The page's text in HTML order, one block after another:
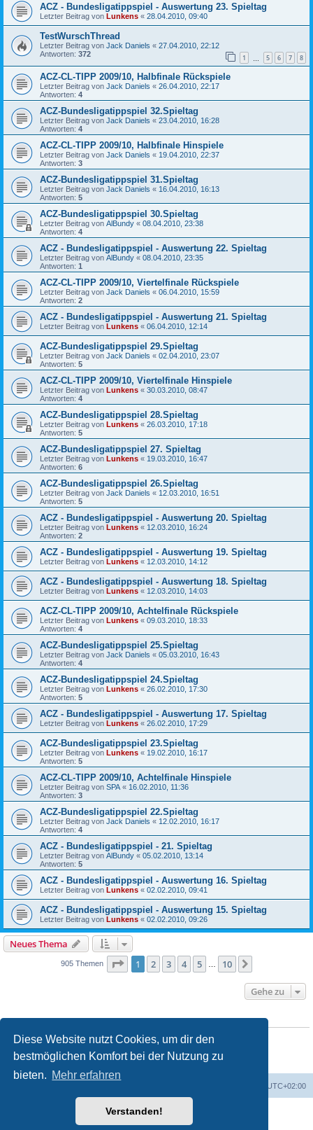
Diese Website nutzt Cookies, um dir den
bestmöglichen Komfort bei der Nutzung zu
bieten. Mehr erfahren
Verstanden!
ACZ - Bundesligatippspiel - Auswertung 23. Spieltag
Letzter Beitrag von Lunkens « 28.04.2010, 09:40
TestWurschThread
Letzter Beitrag von Jack Daniels « 27.04.2010, 22:12
Antworten: 372 1 5 6 7 8
ACZ-CL-TIPP 2009/10, Halbfinale Rückspiele
Letzter Beitrag von Jack Daniels « 26.04.2010, 22:17
Antworten: 4
ACZ-Bundesligatippspiel 32.Spieltag
Letzter Beitrag von Jack Daniels « 23.04.2010, 16:28
Antworten: 4
ACZ-CL-TIPP 2009/10, Halbfinale Hinspiele
Letzter Beitrag von Jack Daniels « 19.04.2010, 22:37
Antworten: 3
ACZ-Bundesligatippspiel 31.Spieltag
Letzter Beitrag von Jack Daniels « 16.04.2010, 16:13
Antworten: 5
ACZ-Bundesligatippspiel 30.Spieltag
Letzter Beitrag von AlBundy « 08.04.2010, 23:38
Antworten: 4
ACZ - Bundesligatippspiel - Auswertung 22. Spieltag
Letzter Beitrag von AlBundy « 08.04.2010, 23:35
Antworten: 1
ACZ-CL-TIPP 2009/10, Viertelfinale Rückspiele
Letzter Beitrag von Jack Daniels « 06.04.2010, 15:59
Antworten: 2
ACZ - Bundesligatippspiel - Auswertung 21. Spieltag
Letzter Beitrag von Lunkens « 06.04.2010, 12:14
ACZ-Bundesligatippspiel 29.Spieltag
Letzter Beitrag von Jack Daniels « 02.04.2010, 23:07
Antworten: 5
ACZ-CL-TIPP 2009/10, Viertelfinale Hinspiele
Letzter Beitrag von Lunkens « 30.03.2010, 08:47
Antworten: 4
ACZ-Bundesligatippspiel 28.Spieltag
Letzter Beitrag von Lunkens « 26.03.2010, 17:18
Antworten: 5
ACZ-Bundesligatippspiel 27. Spieltag
Letzter Beitrag von Lunkens « 19.03.2010, 16:47
Antworten: 6
ACZ-Bundesligatippspiel 26.Spieltag
Letzter Beitrag von Jack Daniels « 12.03.2010, 16:51
Antworten: 5
ACZ - Bundesligatippspiel - Auswertung 20. Spieltag
Letzter Beitrag von Lunkens « 12.03.2010, 16:24
Antworten: 2
ACZ - Bundesligatippspiel - Auswertung 19. Spieltag
Letzter Beitrag von Lunkens « 12.03.2010, 14:12
ACZ - Bundesligatippspiel - Auswertung 18. Spieltag
Letzter Beitrag von Lunkens « 12.03.2010, 14:03
ACZ-CL-TIPP 2009/10, Achtelfinale Rückspiele
Letzter Beitrag von Lunkens « 09.03.2010, 18:33
Antworten: 4
ACZ-Bundesligatippspiel 25.Spieltag
Letzter Beitrag von Jack Daniels « 05.03.2010, 16:43
Antworten: 4
ACZ-Bundesligatippspiel 24.Spieltag
Letzter Beitrag von Lunkens « 26.02.2010, 17:30
Antworten: 5
ACZ - Bundesligatippspiel - Auswertung 17. Spieltag
Letzter Beitrag von Lunkens « 26.02.2010, 17:29
ACZ-Bundesligatippspiel 23.Spieltag
Letzter Beitrag von Lunkens « 19.02.2010, 16:17
Antworten: 5
ACZ-CL-TIPP 2009/10, Achtelfinale Hinspiele
Letzter Beitrag von SPA « 16.02.2010, 11:36
Antworten: 3
ACZ-Bundesligatippspiel 22.Spieltag
Letzter Beitrag von Jack Daniels « 12.02.2010, 16:17
Antworten: 4
ACZ - Bundesligatippspiel - 21. Spieltag
Letzter Beitrag von AlBundy « 05.02.2010, 13:14
Antworten: 5
ACZ - Bundesligatippspiel - Auswertung 16. Spieltag
Letzter Beitrag von Lunkens « 02.02.2010, 09:41
ACZ - Bundesligatippspiel - Auswertung 15. Spieltag
Letzter Beitrag von Lunkens « 02.02.2010, 09:26
Neues Thema
905 Themen Seite 1von 10
1 2 3 4 5 10
Gehe zu
Du darfst
keine neuen Themen in diesem Forum erstellen.
Du darfstkeine Antworten zu Themen in diesem Forum erstellen.
Du darfst deine Beiträge in diesem Forum nicht ändern.
Du darfst deine Beiträge in diesem Forum
UTC+02:00
Powered byphpBB® Forum Software © phpBB Limited
phpBB.de